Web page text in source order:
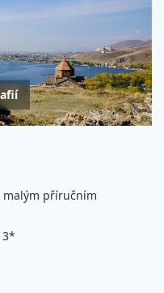
malým příručním
3*